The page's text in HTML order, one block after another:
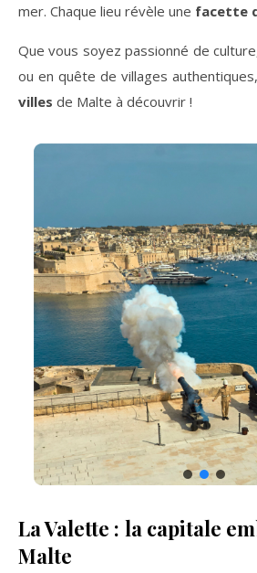
mer. Chaque lieu révèle une facette
Que vous soyez passionné de
ou en quête de villages
villes de Malte à découvrir !
La Valette : la capitale
Malte